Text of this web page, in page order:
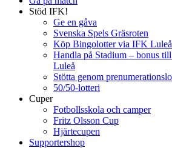
Stöd IFK!
Ge en gåva
Svenska Spels Gräsroten
Köp Bingolotter via IFK Luleå
Handla på Stadium – bonus
Luleå
Stötta genom
50/50-lotteri
Cuper
Fotbollsskola och camper
Fritz Olsson Cup
Hjärtecupen
Supportershop